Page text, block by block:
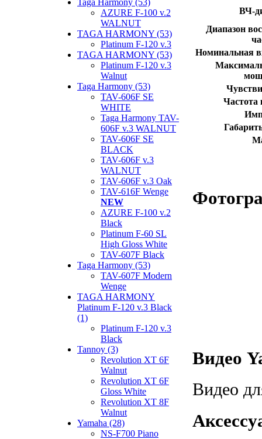
Taga Harmony (53)
AZURE F-100 v.2
WALNUT
TAGA HARMONY (53)
Platinum F-120 v.3
TAGA HARMONY (53)
Platinum F-120 v.3
Walnut
Taga Harmony (53)
TAV-606F SE
WHITE
Taga Harmony TAV-
606F v.3 WALNUT
TAV-606F SE
BLACK
TAV-606F v.3
WALNUT
TAV-606F v.3 Oak
TAV-616F Wenge
NEW
AZURE F-100 v.2
Black
Platinum F-60 SL
High Gloss White
TAV-607F Black
Taga Harmony (53)
TAV-607F Modern
Wenge
TAGA HARMONY
Platinum F-120 v.3 Black
(1)
Platinum F-120 v.3
Black
Tannoy (3)
Revolution XT 6F
Walnut
Revolution XT 6F
Gloss White
Revolution XT 8F
Walnut
Yamaha (28)
NS-F700 Piano
ВЧ-
Диапазон
Номинальная
Частота
Видео
Видео